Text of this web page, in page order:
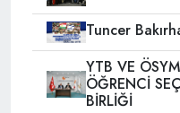
Tuncer
YTB VE
ÖĞRENCİ
BİRLİĞİ